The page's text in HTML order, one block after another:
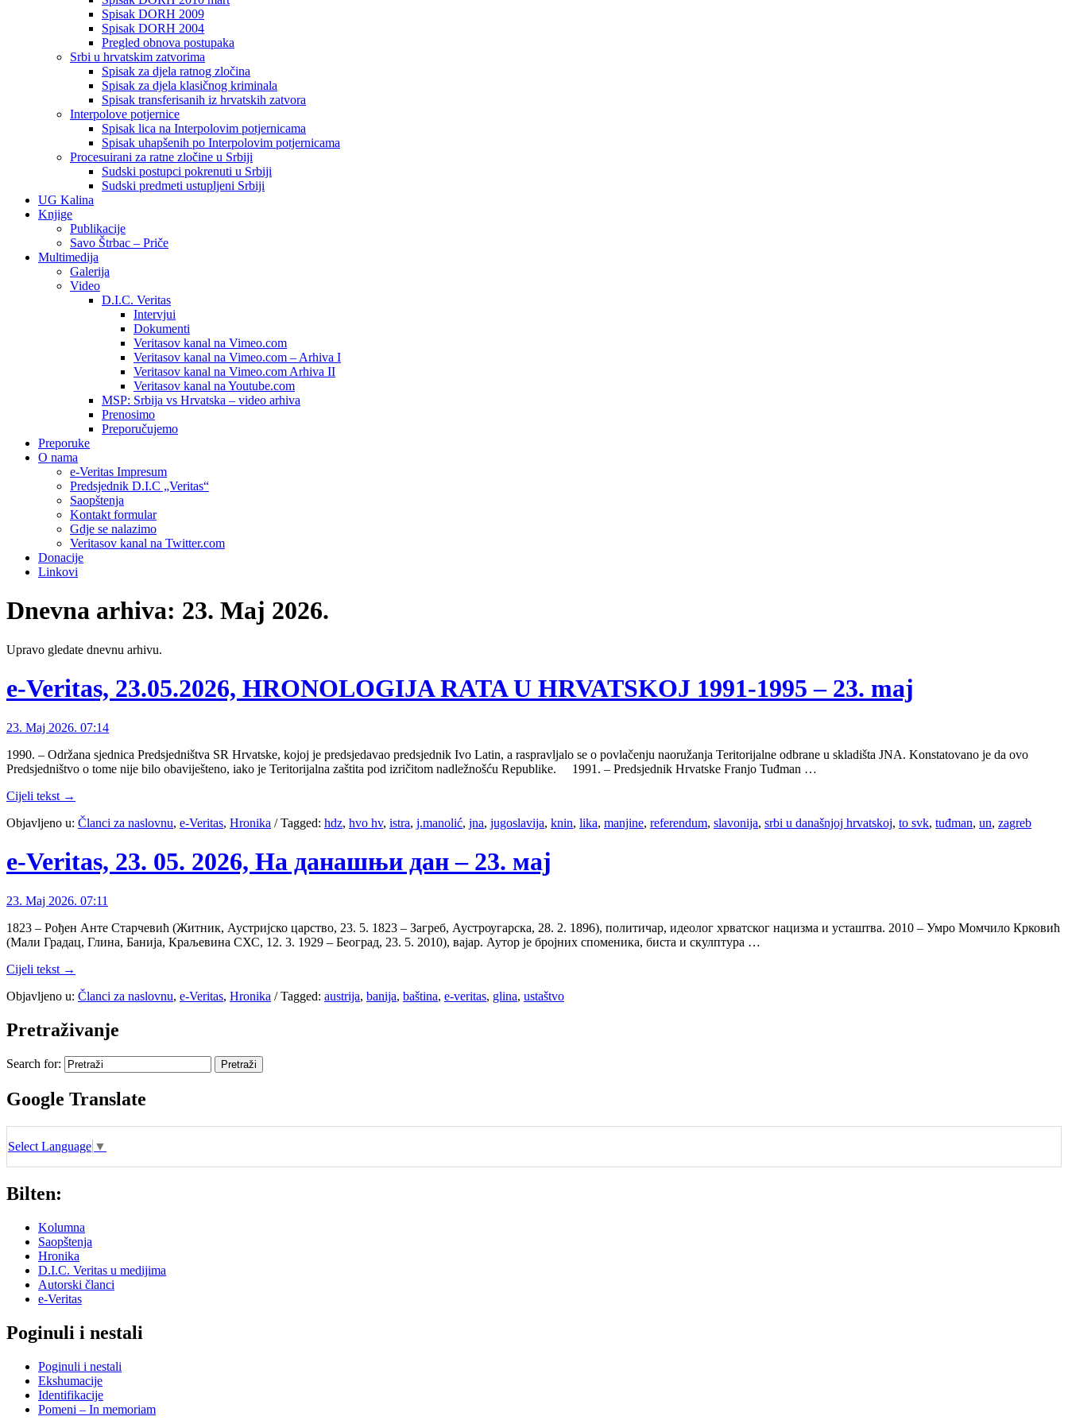
Spisak DORH 2009
Spisak DORH 2004
Pregled obnova postupaka
Srbi u hrvatskim zatvorima
Spisak za djela ratnog zločina
Spisak za djela klasičnog kriminala
Spisak transferisanih iz hrvatskih zatvora
Interpolove potjernice
Spisak lica na Interpolovim potjernicama
Spisak uhapšenih po Interpolovim potjernicama
Procesuirani za ratne zločine u Srbiji
Sudski postupci pokrenuti u Srbiji
Sudski predmeti ustupljeni Srbiji
UG Kalina
Knjige
Publikacije
Savo Štrbac – Priče
Multimedija
Galerija
Video
D.I.C. Veritas
Intervjui
Dokumenti
Veritasov kanal na Vimeo.com
Veritasov kanal na Vimeo.com – Arhiva I
Veritasov kanal na Vimeo.com Arhiva II
Veritasov kanal na Youtube.com
MSP: Srbija vs Hrvatska – video arhiva
Prenosimo
Preporučujemo
Preporuke
O nama
e-Veritas Impresum
Predsjednik D.I.C „Veritas“
Saopštenja
Kontakt formular
Gdje se nalazimo
Veritasov kanal na Twitter.com
Donacije
Linkovi
Dnevna arhiva: 23. Maj 2026.
Upravo gledate dnevnu arhivu.
e-Veritas, 23.05.2026, HRONOLOGIJA RATA U HRVATSKOJ 1991-1995 – 23. maj
23. Maj 2026. 07:14
1990. – Održana sjednica Predsjedništva SR Hrvatske, kojoj je predsjedavao predsjednik Ivo Latin, a raspravljalo se o povlačenju naoružanja Teritorijalne odbrane u skladišta JNA. Konstatovano je da ovo
Predsjedništvo o tome nije bilo obaviješteno, iako je Teritorijalna zaštita pod izričitom nadležnošću Republike. 1991. – Predsjednik Hrvatske Franjo Tuđman …
Cijeli tekst →
Objavljeno u: Članci za naslovnu, e-Veritas, Hronika /Tagged: hdz, hvo hv, istra, j.manolić, jna, jugoslavija, knin, lika, manjine, referendum, slavonija, srbi u današnjoj hrvatskoj, to svk, tuđman, un, zagreb
e-Veritas, 23. 05. 2026, На данашњи дан – 23. мај
23. Maj 2026. 07:11
1823 – Рођен Анте Старчевић (Житник, Аустријско царство, 23. 5. 1823 – Загреб, Аустроугарска, 28. 2. 1896), политичар, идеолог хрватског нацизма и усташтва. 2010 – Умро Момчило Крковић
(Мали Градац, Глина, Банија, Краљевина СХС, 12. 3. 1929 – Београд, 23. 5. 2010), вајар. Аутор је бројних споменика, биста и скулптура …
Cijeli tekst →
Objavljeno u: Članci za naslovnu, e-Veritas, Hronika /Tagged: austrija, banija, baština, e-veritas, glina, ustaštvo
Pretraživanje
Search for:
Google Translate
Select Language ▼
Bilten:
Kolumna
Saopštenja
Hronika
D.I.C. Veritas u medijima
Autorski članci
e-Veritas
Poginuli i nestali
Poginuli i nestali
Ekshumacije
Identifikacije
Pomeni – In memoriam